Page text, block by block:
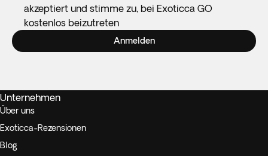
akzeptiert und stimme zu, bei Exoticca GO
kostenlos beizutreten
Anmelden
Unternehmen
Über uns
Exoticca-Rezensionen
Blog